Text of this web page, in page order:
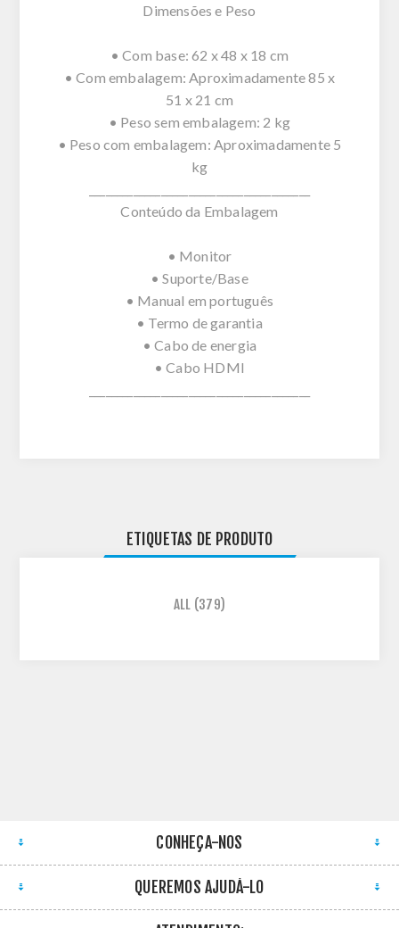
Dimensões e Peso
• Com base: 62 x 48 x 18 cm
• Com embalagem: Aproximadamente 85 x
51 x 21 cm
• Peso sem embalagem: 2 kg
• Peso com embalagem: Aproximadamente 5
kg
Conteúdo da Embalagem
• Monitor
• Suporte/Base
• Manual em português
• Termo de garantia
• Cabo de energia
• Cabo HDMI
ETIQUETAS DE PRODUTO
ALL (379)
CONHEÇA-NOS
QUEREMOS AJUDÁ-LO